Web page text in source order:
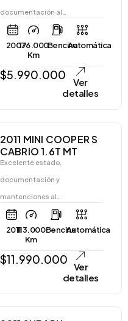
documentación al…
2007176.000
Km
BencinaAutomática
$5.990.000
Ver
detalles
2011 MINI COOPER S
CABRIO 1.6T MT
Excelente estado,
documentación y
mantenciones al…
2011113.000
Km
BencinaAutomática
$11.990.000
Ver
detalles